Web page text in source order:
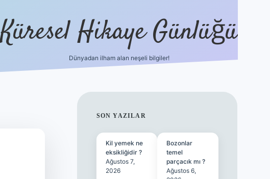
Küresel Hikaye Günlüğü
Dünyadan ilham alan neşeli bilgiler!
SIDEBAR
SON YAZILAR
Kil yemek ne
eksikliğidir ?
Ağustos 7,
2026
Bozonlar
temel
parçacık mı ?
Ağustos 6,
betexper